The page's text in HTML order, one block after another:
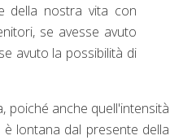
della nostra vita con
se avesse avuto
avuto la possibilità di
poiché anche quell'intensità
lontana dal presente della